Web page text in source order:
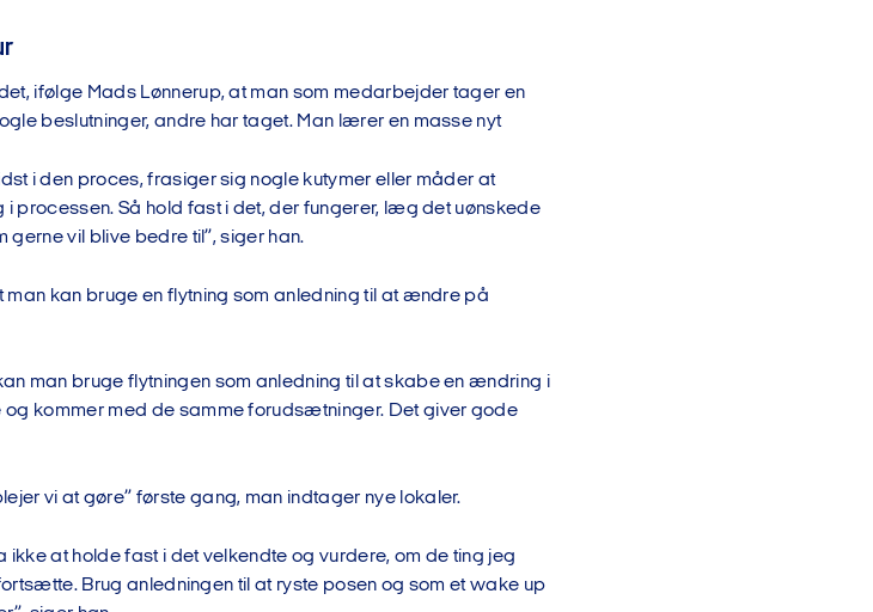
ifølge Mads Lønnerup, at man som medarbejder tager en
beslutninger, andre har taget. Man lærer en masse nyt
i den proces, frasiger sig nogle kutymer eller måder at
processen. Så hold fast i det, der fungerer, læg det uønskede
vil blive bedre til”, siger han.
kan bruge en flytning som anledning til at ændre på
man bruge flytningen som anledning til at skabe en ændring i
og kommer med de samme forudsætninger. Det giver gode
vi at gøre” første gang, man indtager nye lokaler.
at holde fast i det velkendte og vurdere, om de ting jeg
Brug anledningen til at ryste posen og som et wake up